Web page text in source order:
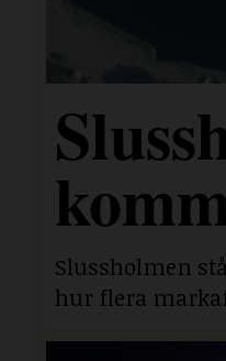
Slussholmen
hur flera